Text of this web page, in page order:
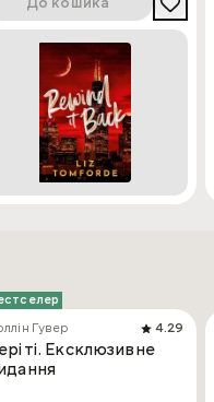
Гувер
4.29
Ексклюзивне